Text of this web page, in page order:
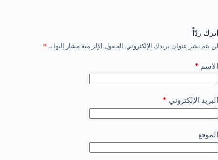
اترك ردّاً
لن يتم نشر عنوان بريدك الإلكتروني. الحقول الإلزامية مشار إليها بـ *
الاسم *
البريد الإلكتروني *
الموقع